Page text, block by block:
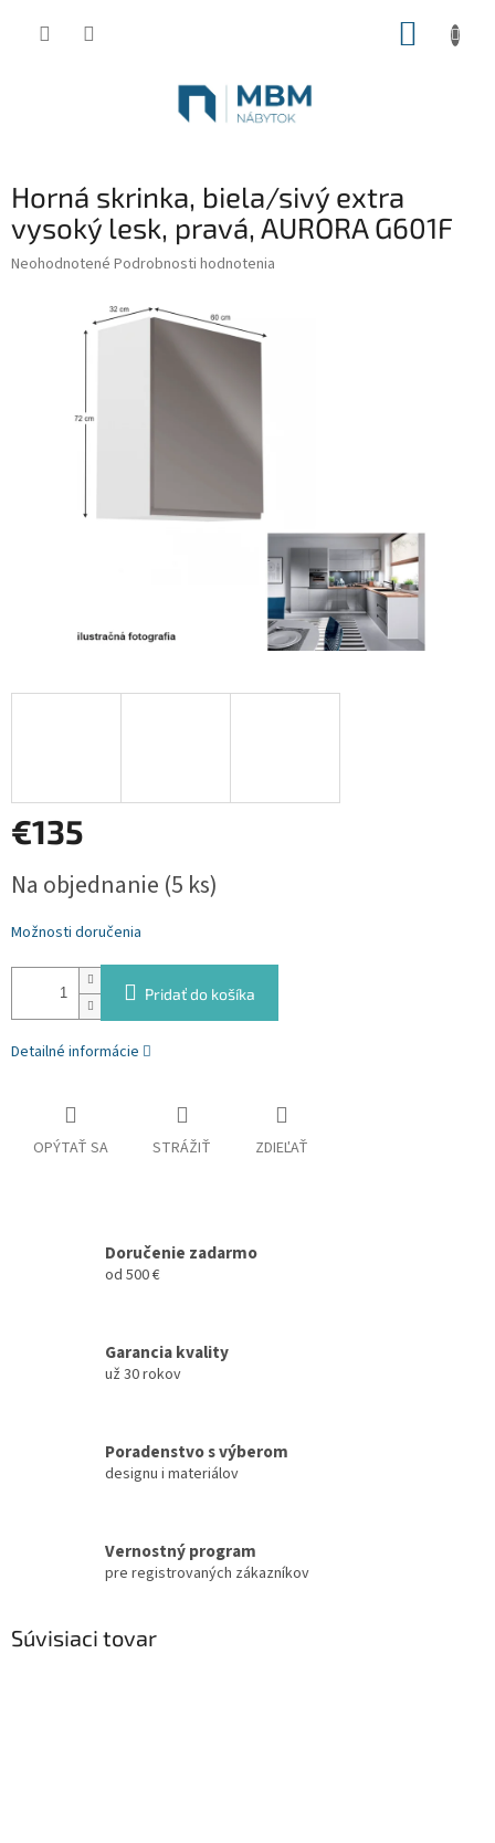
Horná skrinka, biela/sivý extra
vysoký lesk, pravá, AURORA G601F
Priemerné
hviezdičiek.
Neohodnotené Podrobnosti hodnotenia
€135
cena:
Na objednanie (5 ks)
Možnosti doručenia
Pridať do košíka
Detailné informácie
OPÝTAŤ SA STRÁŽIŤ ZDIEĽAŤ
Doručenie zadarmo
od 500 €
Garancia kvality
už 30 rokov
Poradenstvo s výberom
designu i materiálov
Vernostný program
pre registrovaných zákazníkov
Súvisiaci tovar